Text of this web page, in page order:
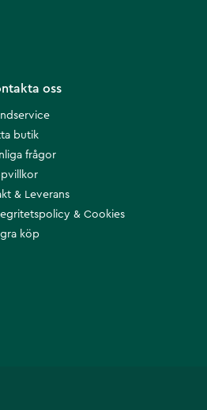
oss
butik
frågor
& Leverans
& Cookies
köp